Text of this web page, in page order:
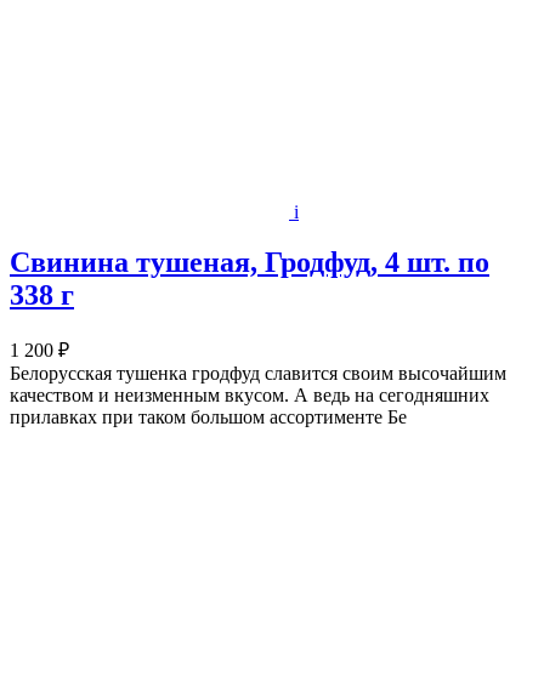
i
Свинина тушеная, Гродфуд, 4 шт. по
338 г
1 200 ₽
Белорусская тушенка гродфуд славится своим высочайшим
качеством и неизменным вкусом. А ведь на сегодняшних
прилавках при таком большом ассортименте Бе